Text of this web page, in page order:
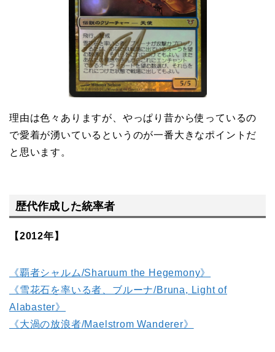
理由は色々ありますが、やっぱり昔から使っているの
で愛着が湧いているというのが一番大きなポイントだ
と思います。
歴代作成した統率者
【2012年】
《覇者シャルム/Sharuum the Hegemony》
《雪花石を率いる者、ブルーナ/Bruna, Light of
Alabaster》
《大渦の放浪者/Maelstrom Wanderer》